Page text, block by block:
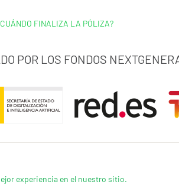
FINALIZA LA PÓLIZA?
POR LOS FONDOS
experiencia en el nuestro sitio.